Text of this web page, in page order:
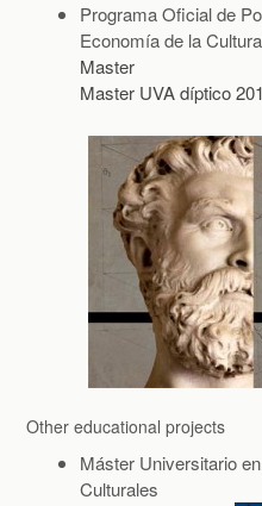
Programa Oficial de
Economía de la
Master
Master UVA díptico
Other educational projects
Máster Universitario
Culturales